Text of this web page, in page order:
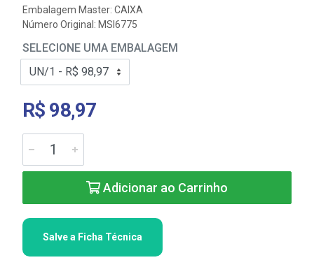
Embalagem Master: CAIXA
Número Original: MSI6775
SELECIONE UMA EMBALAGEM
R$ 98,97
Adicionar ao Carrinho
Salve a Ficha Técnica